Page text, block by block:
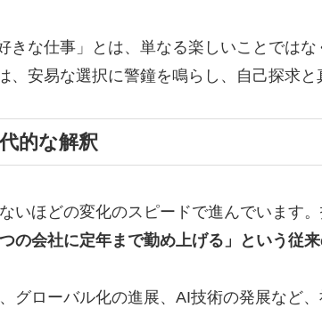
きな仕事」とは、単なる楽しいことでは
、安易な選択に警鐘を鳴らし、自己探求と
的な解釈
いほどの変化のスピードで進んでいます
つの会社に定年まで勤め上げる」という従
グローバル化の進展、AI技術の発展など